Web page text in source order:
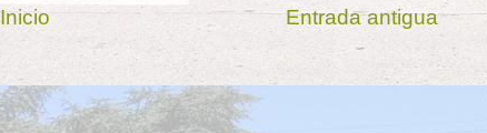
Entrada antigua
Inicio